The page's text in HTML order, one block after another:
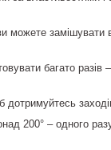
можете замішувати
багато разів
200° – одного разу